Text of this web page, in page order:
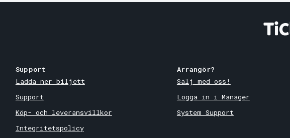
Support
Ladda ner biljett
Support
Köp- och leveransvillkor
Integritetspolicy
Arrangör?
Sälj med oss!
Logga in i Manager
System Support